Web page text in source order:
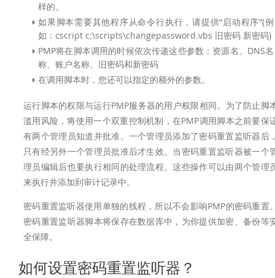
样的。
如果脚本需要其他程序从命令行执行，请提供“启动程序”(例
如：cscript c:\scripts\changepassword.vbs 旧密码 新密码)
PMP将在脚本调用的时候依次传递这些参数：资源名、DNS名
称、账户名称、旧密码和新密码
在调用脚本时，您还可以指定的额外的参数。
运行脚本的权限与运行PMP服务器的用户权限相同。为了防止脚
滥用风险，将使用一个双重控制机制，在PMP调用脚本之前要保
有两个管理员知道并批准。一个管理员添加了密码重置监听器后
只有经另外一个管理员批准后才生效。当密码重置监听器被一个
理员编辑后也要执行相同的处理流程。这些操作可以由两个管理
来执行并添加到审计记录中。
密码重置监听器使用单独的线程，所以不会影响PMP的密码重置
密码重置监听器脚本将保存在数据库中，为你提供加密、备份等
全保障。
如何设置密码重置监听器？